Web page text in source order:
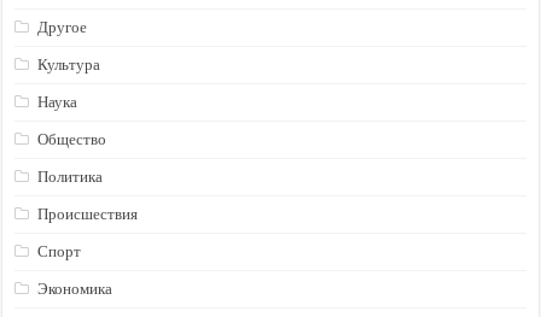
Другое
Культура
Наука
Общество
Политика
Происшествия
Спорт
Экономика